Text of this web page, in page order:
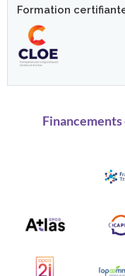
Formation